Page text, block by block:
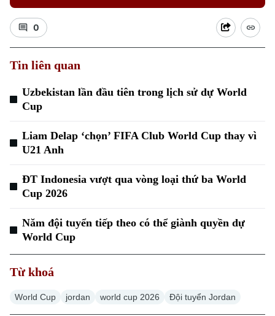
0
Tin liên quan
Uzbekistan lần đầu tiên trong lịch sử dự World
Cup
Liam Delap ‘chọn’ FIFA Club World Cup thay vì
U21 Anh
ĐT Indonesia vượt qua vòng loại thứ ba World
Cup 2026
Năm đội tuyển tiếp theo có thể giành quyền dự
World Cup
Từ khoá
World Cup jordan world cup 2026 Đội tuyển Jordan